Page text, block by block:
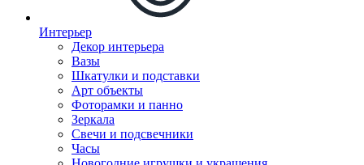
Интерьер
Декор интерьера
Вазы
Шкатулки и подставки
Арт объекты
Фоторамки и панно
Зеркала
Свечи и подсвечники
Часы